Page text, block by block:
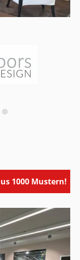
1000 Mustern!